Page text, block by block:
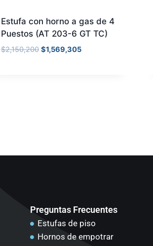
Estufa con horno a gas de 4
Puestos (AT 203-6 GT TC)
$2,150,200 $1,569,305
Preguntas Frecuentes
Estufas de piso
Hornos de empotrar